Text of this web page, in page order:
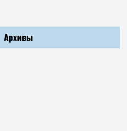
Архивы